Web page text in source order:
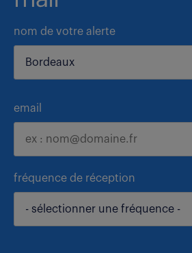
nom de votre alerte
email
fréquence de réception
- sélectionner une fréquence -